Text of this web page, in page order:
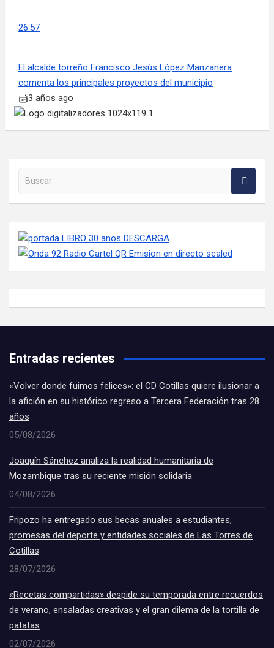
26:57
El alcalde torreño Francisco Jesús López Manzanera
comenta los principales proyectos del municipio
3 años ago
Buscar en la web
Entradas recientes
«Volver donde fuimos felices»: el CD Cotillas quiere ilusionar a
la afición en su histórico regreso a Tercera Federación tras 28
años
05/08/2026
Joaquín Sánchez analiza la realidad humanitaria de
Mozambique tras su reciente misión solidaria
04/08/2026
Fripozo ha entregado sus becas anuales a estudiantes,
promesas del deporte y entidades sociales de Las Torres de
Cotillas
28/07/2026
«Recetas compartidas» despide su temporada entre recuerdos
de verano, ensaladas creativas y el gran dilema de la tortilla de
patatas
02/07/2026